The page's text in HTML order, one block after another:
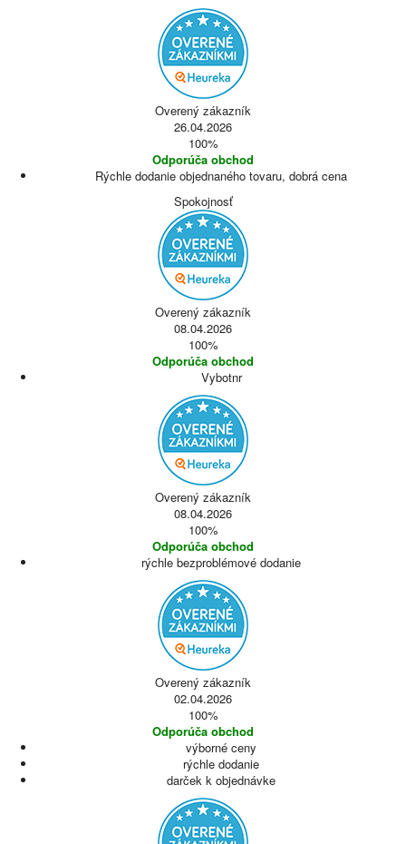
Overený zákazník
26.04.2026
100%
Odporúča obchod
Rýchle dodanie objednaného tovaru, dobrá cena
Spokojnosť
Overený zákazník
08.04.2026
100%
Odporúča obchod
Vybotnr
Overený zákazník
08.04.2026
100%
Odporúča obchod
rýchle bezproblémové dodanie
Overený zákazník
02.04.2026
100%
Odporúča obchod
výborné ceny
rýchle dodanie
darček k objednávke